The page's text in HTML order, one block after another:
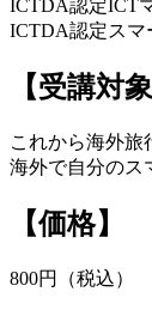
ICTDA認定ICT
ICTDA認定スマ
【受講対
これから海外旅
海外で自分のス
【価格】
800円（税込）